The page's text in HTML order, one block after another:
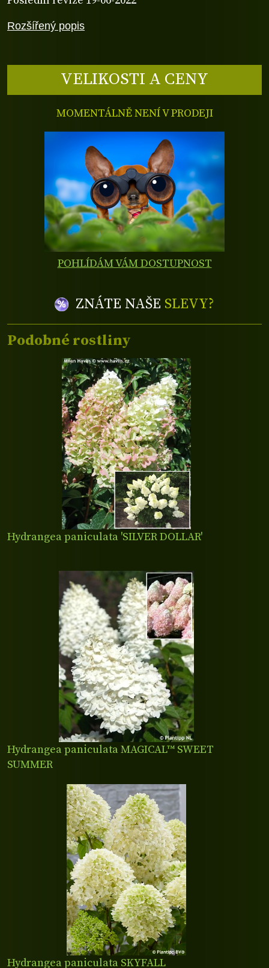
Rozšířený popis
VELIKOSTI A CENY
MOMENTÁLNĚ NENÍ V PRODEJI
POHLÍDÁM VÁM DOSTUPNOST
ZNÁTE NAŠE SLEVY?
Podobné rostliny
Hydrangea paniculata 'SILVER DOLLAR'
Hydrangea paniculata MAGICAL™ SWEET
SUMMER
Hydrangea paniculata SKYFALL